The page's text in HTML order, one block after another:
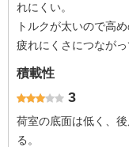
れにくい。
トルクが太いので高
疲れにくさにつながっ
積載性
3
荷室の底面は低く、
る。